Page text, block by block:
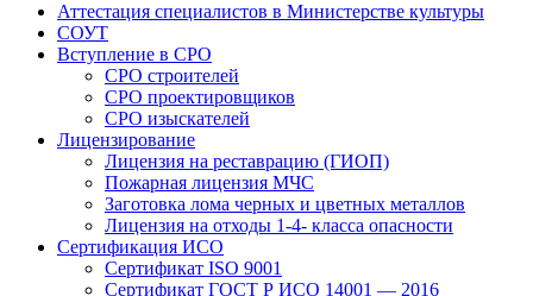
Аттестация специалистов в Министерстве культуры
СОУТ
Вступление в СРО
СРО строителей
СРО проектировщиков
СРО изыскателей
Лицензирование
Лицензия на реставрацию (ГИОП)
Пожарная лицензия МЧС
Заготовка лома черных и цветных металлов
Лицензия на отходы 1-4- класса опасности
Сертификация ИСО
Сертификат ISO 9001
Сертификат ГОСТ Р ИСО 14001 — 2016